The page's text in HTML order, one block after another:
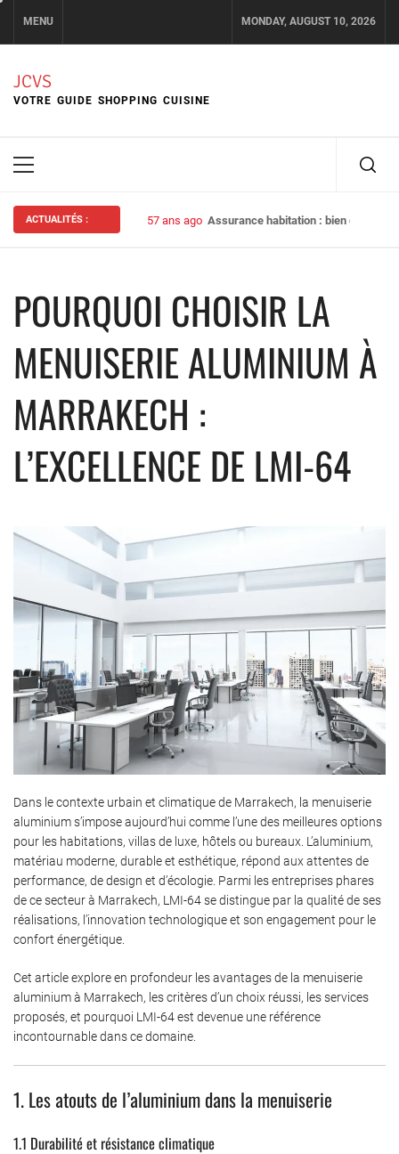
content
MENU MONDAY, AUGUST 10, 2026
JCVS
VOTRE GUIDE SHOPPING CUISINE
Primary
ACTUALITÉS : 57 ans ago Assurance habitation : bien choisir
POURQUOI CHOISIR LA
MENUISERIE ALUMINIUM À
MARRAKECH :
L’EXCELLENCE DE LMI-64
Dans le contexte urbain et climatique de Marrakech, la menuiserie
aluminium s’impose aujourd’hui comme l’une des meilleures options
pour les habitations, villas de luxe, hôtels ou bureaux. L’aluminium,
matériau moderne, durable et esthétique, répond aux attentes de
performance, de design et d’écologie. Parmi les entreprises phares
de ce secteur à Marrakech, LMI-64 se distingue par la qualité de ses
réalisations, l’innovation technologique et son engagement pour le
confort énergétique.
Cet article explore en profondeur les avantages de la menuiserie
aluminium à Marrakech, les critères d’un choix réussi, les services
proposés, et pourquoi LMI-64 est devenue une référence
incontournable dans ce domaine.
1. Les atouts de l’aluminium dans la menuiserie
1.1 Durabilité et résistance climatique